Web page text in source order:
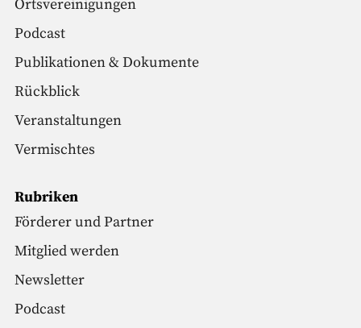
Ortsvereinigungen
Podcast
Publikationen & Dokumente
Rückblick
Veranstaltungen
Vermischtes
Rubriken
Förderer und Partner
Mitglied werden
Newsletter
Podcast